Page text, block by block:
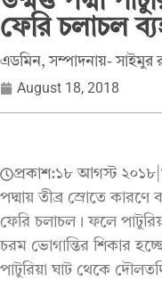
ফেরি চলাচল
এডমিন, সম্পাদনায়- সাইমুর
August 18, 2018
প্রকাশ:১৮ আগস্ট ২০১৮
পদ্মায় তীব্র স্রোতে
ফেরি চলাচল। ফলে
চরম ভোগান্তির শিকার
পাটুরিয়া ঘাট থেকে